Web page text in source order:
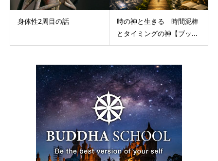
身体性2周目の話
時の神と生きる 時間泥棒
とタイミングの神【ブッ...